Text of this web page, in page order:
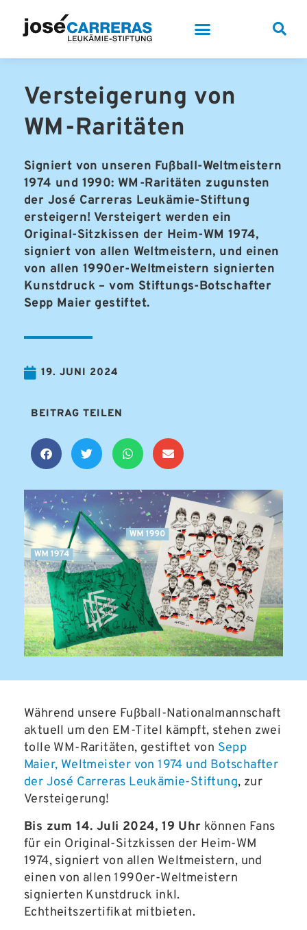
Versteigerung von
WM-Raritäten
Signiert von unseren Fußball-Weltmeistern
1974 und 1990: WM-Raritäten zugunsten
der José Carreras Leukämie-Stiftung
ersteigern! Versteigert werden ein
Original-Sitzkissen der Heim-WM 1974,
signiert von allen Weltmeistern, und einen
von allen 1990er-Weltmeistern signierten
Kunstdruck – vom Stiftungs-Botschafter
Sepp Maier gestiftet.
19. JUNI 2024
BEITRAG TEILEN
Während unsere Fußball-Nationalmannschaft
aktuell um den EM-Titel kämpft, stehen zwei
tolle WM-Raritäten, gestiftet von Sepp
Maier, Weltmeister von 1974 und Botschafter
der José Carreras Leukämie-Stiftung, zur
Versteigerung!
Bis zum 14. Juli 2024, 19 Uhr können Fans
für ein Original-Sitzkissen der Heim-WM
1974, signiert von allen Weltmeistern, und
einen von allen 1990er-Weltmeistern
signierten Kunstdruck inkl.
Echtheitszertifikat mitbieten.